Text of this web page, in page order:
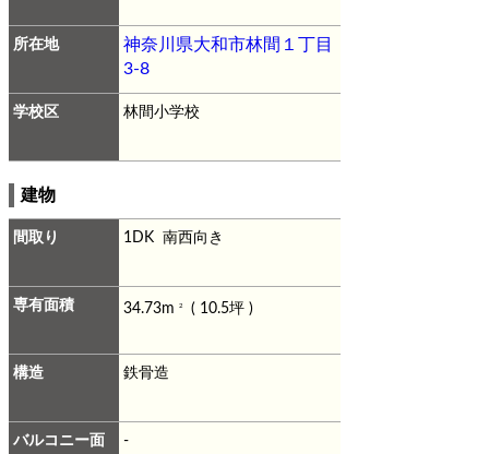
所在地
神奈川県大和市林間１丁目
3-8
学校区 林間小学校
建物
間取り 1DK 南西向き
専有面積 34.73m2 ( 10.5坪 )
構造 鉄骨造
バルコニー面
-